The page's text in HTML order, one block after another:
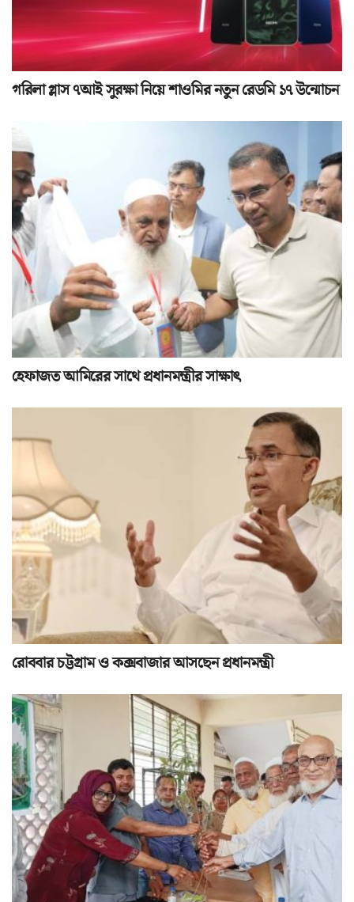
গরিলা গ্লাস ৭আই সুরক্ষা নিয়ে শাওমির নতুন রেডমি ১৭ উন্মোচন
হেফাজত আমিরের সাথে প্রধানমন্ত্রীর সাক্ষাৎ
রোববার চট্টগ্রাম ও কক্সবাজার আসছেন প্রধানমন্ত্রী